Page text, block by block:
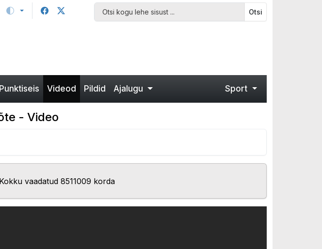
Otsi
Punktiseis Videod Pildid Ajalugu Sport
- Video
vaadatud 8511009 korda